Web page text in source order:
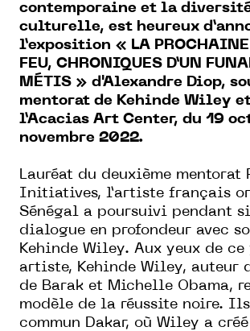
contemporaine et la
culturelle, est heureux
l’exposition « LA PROCHAINE
FEU, CHRONIQUES D’UN
MÉTIS » d'Alexandre Diop,
mentorat de Kehinde Wiley
l’Acacias Art Center, du 19
novembre 2022.
Lauréat du deuxième mentorat
Initiatives, l’artiste français
Sénégal a poursuivi pendant
dialogue en profondeur avec
Kehinde Wiley. Aux yeux de ce
artiste, Kehinde Wiley, auteur
de Barak et Michelle Obama,
modèle de la réussite noire.
commun Dakar, où Wiley a